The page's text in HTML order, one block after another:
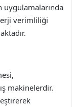
uygulamalarında
verimliliği
makinelerdir.